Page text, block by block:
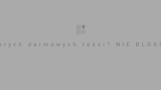
darmowych teści? NIE